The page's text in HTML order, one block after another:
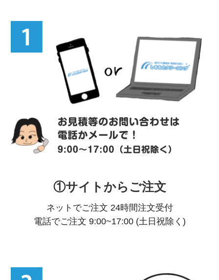
①サイトからご注文
ネットでご注文 24時間注文受付
電話でご注文 9:00~17:00 (土日祝除く)